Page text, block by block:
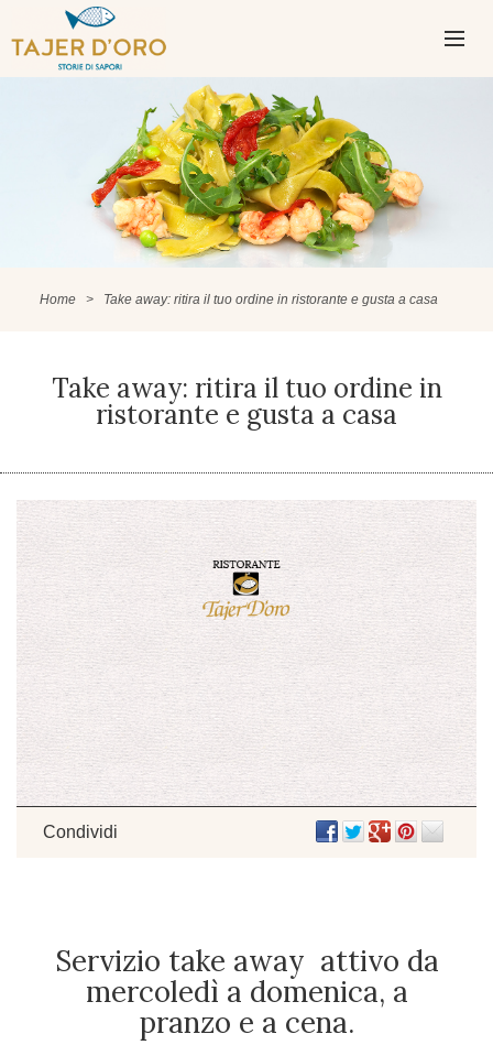
AL
CONTENUTO
Home > Take away: ritira il tuo ordine in ristorante e gusta a casa
Take away: ritira il tuo ordine in
ristorante e gusta a casa
Condividi
Servizio take away attivo da
mercoledì a domenica, a
pranzo e a cena.